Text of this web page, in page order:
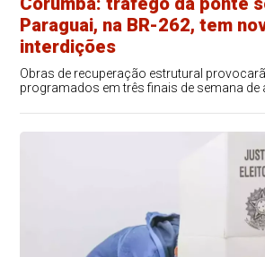
Paraguai, na BR-262, tem
interdições
Obras de recuperação estrutural
programados em três finais de semana de